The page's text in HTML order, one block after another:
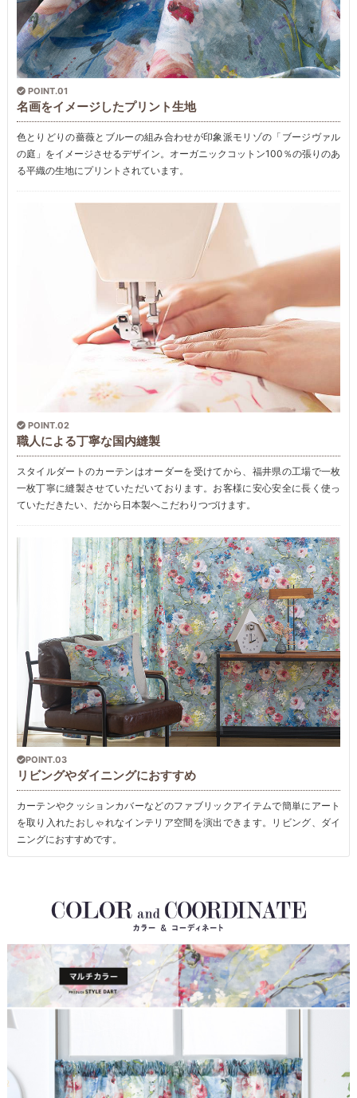
POINT.01
名画をイメージしたプリント生地
色とりどりの薔薇とブルーの組み合わせが印象派モリゾの「ブージヴァル
の庭」をイメージさせるデザイン。オーガニックコットン100％の張りのあ
る平織の生地にプリントされています。
POINT.02
職人による丁寧な国内縫製
スタイルダートのカーテンはオーダーを受けてから、福井県の工場で一枚
一枚丁寧に縫製させていただいております。お客様に安心安全に長く使っ
ていただきたい、だから日本製へこだわりつづけます。
POINT.03
リビングやダイニングにおすすめ
カーテンやクッションカバーなどのファブリックアイテムで簡単にアート
を取り入れたおしゃれなインテリア空間を演出できます。リビング、ダイ
ニングにおすすめです。